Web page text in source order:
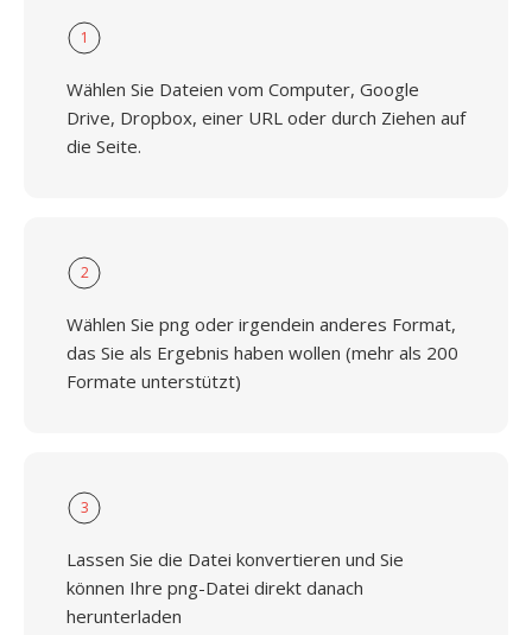
1
Wählen Sie Dateien vom Computer, Google
Drive, Dropbox, einer URL oder durch Ziehen auf
die Seite.
2
Wählen Sie png oder irgendein anderes Format,
das Sie als Ergebnis haben wollen (mehr als 200
Formate unterstützt)
3
Lassen Sie die Datei konvertieren und Sie
können Ihre png-Datei direkt danach
herunterladen